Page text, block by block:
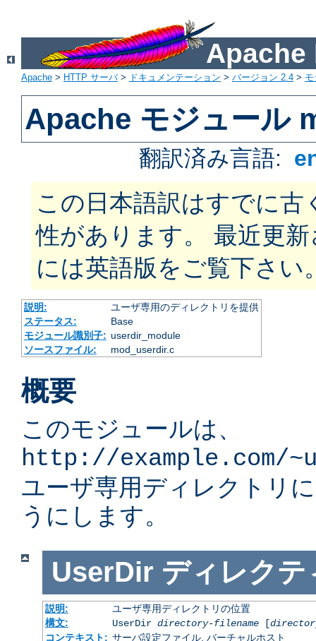
Apache
Apache > HTTP サーバ> ドキュメンテーション > バージョン 2.4 >
Apache モジュール
翻訳済み言語:
この日本語訳はすでに古
性があります。 最近更
には英語版をご覧下さい
説明:
ユーザ専用のディレクトリを提供
ステータス:
Base
モジュール識別子: userdir_module
ソースファイル:
mod_userdir.c
概要
このモジュールは、
http://example.com/
ユーザ専用ディレクトリ
うにします。
UserDir ディレクテ
説明:
ユーザ専用ディレクトリの位置
構文:
UserDir directory-filename[
コンテキスト: サーバ設定ファイル, バーチャルホスト